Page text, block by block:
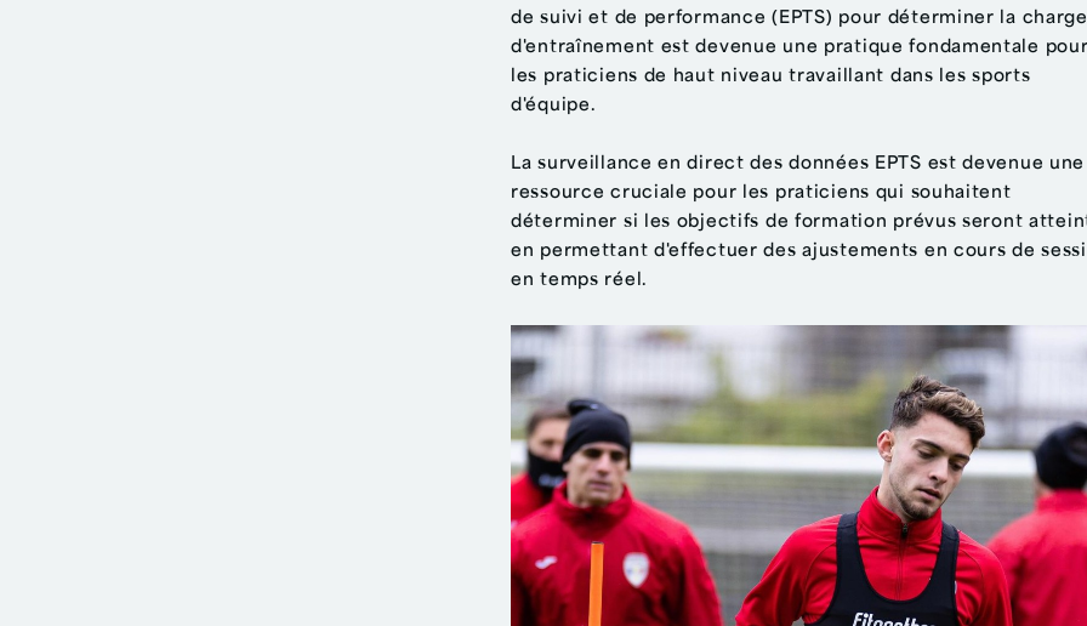
de suivi et de performance (EPTS) pour déterminer la charge
d'entraînement est devenue une pratique fondamentale
les praticiens de haut niveau travaillant dans les sports
d'équipe.
La surveillance en direct des données EPTS est devenue une
ressource cruciale pour les praticiens qui souhaitent
déterminer si les objectifs de formation prévus seront
en permettant d'effectuer des ajustements en cours de
en temps réel.